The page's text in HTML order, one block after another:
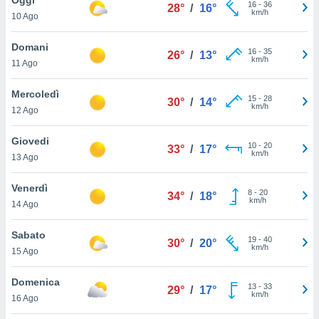
è
al sito
di
ci
di
il
un
la
nella
10 Ago
28° / 16° 16- 36
km/h
Domani
11 Ago
26° / 13° 16- 35
km/h
Mercoledì
12 Ago
30° / 14° 15- 28
km/h
Giovedi
13 Ago
33° / 17° 10- 20
km/h
Venerdì
14 Ago
34° / 18° 8- 20
km/h
Sabato
15 Ago
30° / 20° 19- 40
km/h
Domenica
16 Ago
29° / 17° 13- 33
km/h